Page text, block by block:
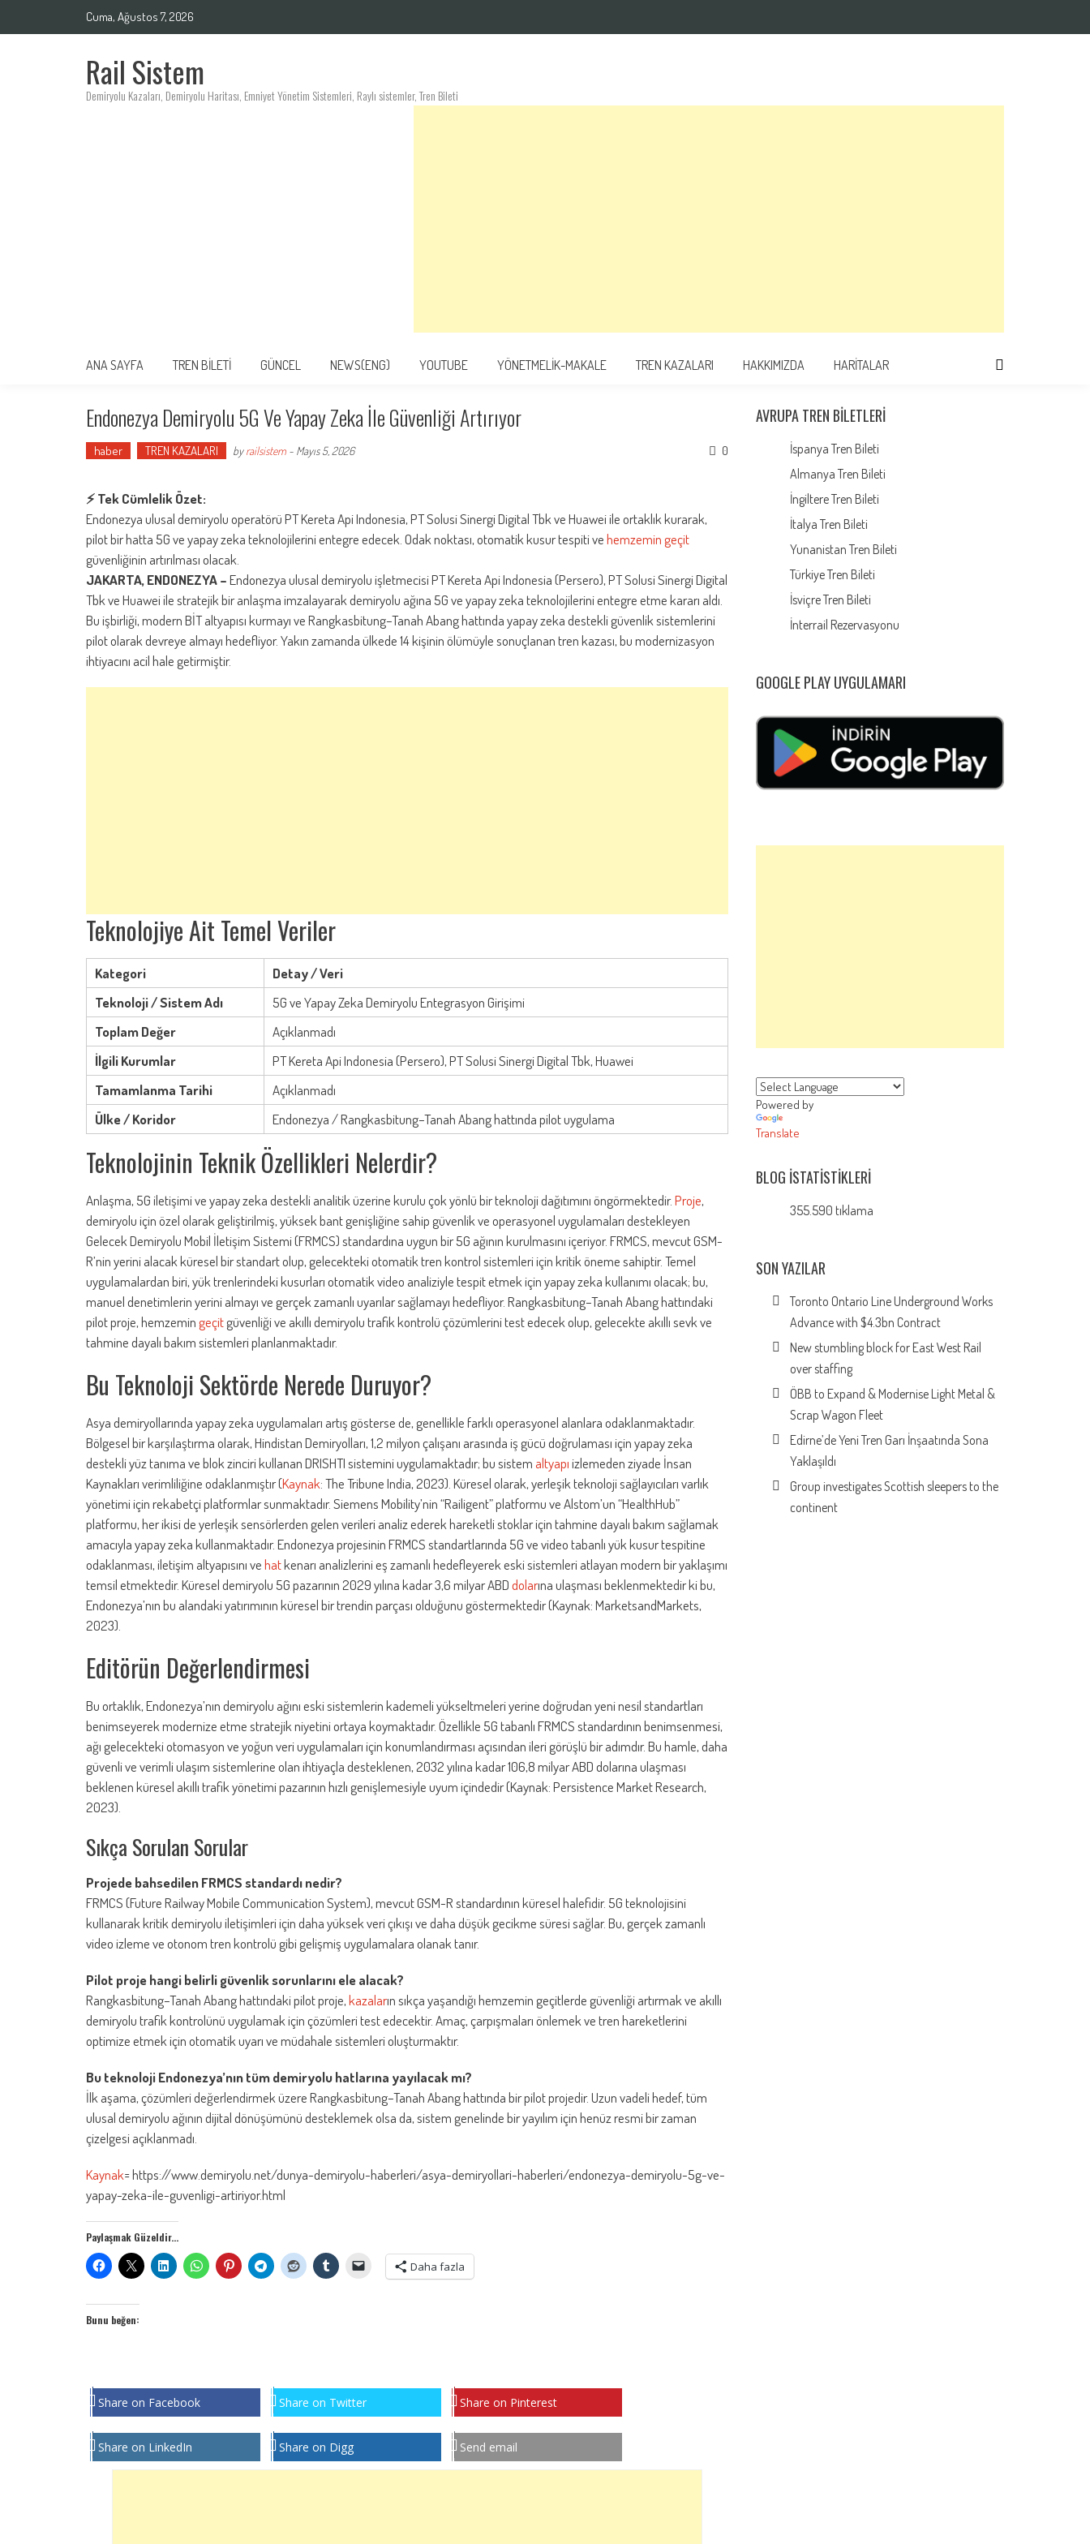
Cuma, Ağustos 7, 2026
Rail Sistem
Demiryolu Kazaları, Demiryolu Haritası, Emniyet Yönetim Sistemleri, Raylı sistemler, Tren Bileti
ANA SAYFA TREN BİLETİ GÜNCEL NEWS(ENG) YOUTUBE YÖNETMELİK-MAKALE TREN KAZALARI HAKKIMIZDA HARİTALAR
Endonezya Demiryolu 5G Ve Yapay Zeka İle Güvenliği Artırıyor
haber TREN KAZALARI byrailsistem - Mayıs 5, 2026 0
⚡ Tek Cümlelik Özet:
Endonezya ulusal demiryolu operatörü PT Kereta Api Indonesia, PT Solusi Sinergi Digital Tbk ve Huawei ile ortaklık kurarak,
pilot bir hatta 5G ve yapay zeka teknolojilerini entegre edecek. Odak noktası, otomatik kusur tespiti vehemzemin geçit
güvenliğinin artırılması olacak.
JAKARTA, ENDONEZYA –Endonezya ulusal demiryolu işletmecisi PT Kereta Api Indonesia (Persero), PT Solusi Sinergi Digital
Tbk ve Huawei ile stratejik bir anlaşma imzalayarak demiryolu ağına 5G ve yapay zeka teknolojilerini entegre etme kararı aldı.
Bu işbirliği, modern BİT altyapısı kurmayı ve Rangkasbitung–Tanah Abang hattında yapay zeka destekli güvenlik sistemlerini
pilot olarak devreye almayı hedefliyor. Yakın zamanda ülkede 14 kişinin ölümüyle sonuçlanan tren kazası, bu modernizasyon
ihtiyacını acil hale getirmiştir.
Teknolojiye Ait Temel Veriler
Kategori
Detay / Veri
Teknoloji / Sistem Adı
5G ve Yapay Zeka Demiryolu Entegrasyon Girişimi
Toplam Değer
Açıklanmadı
İlgili Kurumlar
PT Kereta Api Indonesia (Persero), PT Solusi Sinergi Digital Tbk, Huawei
Tamamlanma Tarihi
Açıklanmadı
Ülke / Koridor
Endonezya / Rangkasbitung–Tanah Abang hattında pilot uygulama
Teknolojinin Teknik Özellikleri Nelerdir?
Anlaşma, 5G iletişimi ve yapay zeka destekli analitik üzerine kurulu çok yönlü bir teknoloji dağıtımını öngörmektedir.Proje,
demiryolu için özel olarak geliştirilmiş, yüksek bant genişliğine sahip güvenlik ve operasyonel uygulamaları destekleyen
Gelecek Demiryolu Mobil İletişim Sistemi (FRMCS) standardına uygun bir 5G ağının kurulmasını içeriyor. FRMCS, mevcut GSM-
R’nin yerini alacak küresel bir standart olup, gelecekteki otomatik tren kontrol sistemleri için kritik öneme sahiptir. Temel
uygulamalardan biri, yük trenlerindeki kusurları otomatik video analiziyle tespit etmek için yapay zeka kullanımı olacak; bu,
manuel denetimlerin yerini almayı ve gerçek zamanlı uyarılar sağlamayı hedefliyor. Rangkasbitung–Tanah Abang hattındaki
pilot proje, hemzemingeçitgüvenliği ve akıllı demiryolu trafik kontrolü çözümlerini test edecek olup, gelecekte akıllı sevk ve
tahmine dayalı bakım sistemleri planlanmaktadır.
Bu Teknoloji Sektörde Nerede Duruyor?
Asya demiryollarında yapay zeka uygulamaları artış gösterse de, genellikle farklı operasyonel alanlara odaklanmaktadır.
Bölgesel bir karşılaştırma olarak, Hindistan Demiryolları, 1,2 milyon çalışanı arasında iş gücü doğrulaması için yapay zeka
destekli yüz tanıma ve blok zinciri kullanan DRISHTI sistemini uygulamaktadır; bu sistem altyapıizlemeden ziyade İnsan
Kaynakları verimliliğine odaklanmıştır (Kaynak: The Tribune India, 2023). Küresel olarak, yerleşik teknoloji sağlayıcıları varlık
yönetimi için rekabetçi platformlar sunmaktadır. Siemens Mobility’nin “Railigent” platformu ve Alstom’un “HealthHub”
platformu, her ikisi de yerleşik sensörlerden gelen verileri analiz ederek hareketli stoklar için tahmine dayalı bakım sağlamak
amacıyla yapay zeka kullanmaktadır. Endonezya projesinin FRMCS standartlarında 5G ve video tabanlı yük kusur tespitine
odaklanması, iletişim altyapısını vehatkenarı analizlerini eş zamanlı hedefleyerek eski sistemleri atlayan modern bir yaklaşımı
temsil etmektedir. Küresel demiryolu 5G pazarının 2029 yılına kadar 3,6 milyar ABDdolarına ulaşması beklenmektedir ki bu,
Endonezya’nın bu alandaki yatırımının küresel bir trendin parçası olduğunu göstermektedir (Kaynak: MarketsandMarkets,
2023).
Editörün Değerlendirmesi
Bu ortaklık, Endonezya’nın demiryolu ağını eski sistemlerin kademeli yükseltmeleri yerine doğrudan yeni nesil standartları
benimseyerek modernize etme stratejik niyetini ortaya koymaktadır. Özellikle 5G tabanlı FRMCS standardının benimsenmesi,
ağı gelecekteki otomasyon ve yoğun veri uygulamaları için konumlandırması açısından ileri görüşlü bir adımdır. Bu hamle, daha
güvenli ve verimli ulaşım sistemlerine olan ihtiyaçla desteklenen, 2032 yılına kadar 106,8 milyar ABD dolarına ulaşması
beklenen küresel akıllı trafik yönetimi pazarının hızlı genişlemesiyle uyum içindedir (Kaynak: Persistence Market Research,
2023).
Sıkça Sorulan Sorular
Projede bahsedilen FRMCS standardı nedir?
FRMCS (Future Railway Mobile Communication System), mevcut GSM-R standardının küresel halefidir. 5G teknolojisini
kullanarak kritik demiryolu iletişimleri için daha yüksek veri çıkışı ve daha düşük gecikme süresi sağlar. Bu, gerçek zamanlı
video izleme ve otonom tren kontrolü gibi gelişmiş uygulamalara olanak tanır.
Pilot proje hangi belirli güvenlik sorunlarını ele alacak?
Rangkasbitung–Tanah Abang hattındaki pilot proje,kazaların sıkça yaşandığı hemzemin geçitlerde güvenliği artırmak ve akıllı
demiryolu trafik kontrolünü uygulamak için çözümleri test edecektir. Amaç, çarpışmaları önlemek ve tren hareketlerini
optimize etmek için otomatik uyarı ve müdahale sistemleri oluşturmaktır.
Bu teknoloji Endonezya’nın tüm demiryolu hatlarına yayılacak mı?
İlk aşama, çözümleri değerlendirmek üzere Rangkasbitung–Tanah Abang hattında bir pilot projedir. Uzun vadeli hedef, tüm
ulusal demiryolu ağının dijital dönüşümünü desteklemek olsa da, sistem genelinde bir yayılım için henüz resmi bir zaman
çizelgesi açıklanmadı.
Kaynak= https://www.demiryolu.net/dunya-demiryolu-haberleri/asya-demiryollari-haberleri/endonezya-demiryolu-5g-ve-
yapay-zeka-ile-guvenligi-artiriyor.html
Paylaşmak Güzeldir...
Daha fazla
Bunu beğen:
Share on Facebook Share on Twitter Share on Pinterest
Share on LinkedIn Share on Digg Send email
AVRUPA TREN BILETLERI
İspanya Tren Bileti
Almanya Tren Bileti
İngiltere Tren Bileti
İtalya Tren Bileti
Yunanistan Tren Bileti
Türkiye Tren Bileti
İsviçre Tren Bileti
İnterrail Rezervasyonu
GOOGLE PLAY UYGULAMARI
Powered by
Translate
BLOG İSTATISTIKLERI
355.590 tıklama
SON YAZILAR
Toronto Ontario Line Underground Works
Advance with $4.3bn Contract
New stumbling block for East West Rail
over staffing
ÖBB to Expand & Modernise Light Metal &
Scrap Wagon Fleet
Edirne’de Yeni Tren Garı İnşaatında Sona
Yaklaşıldı
Group investigates Scottish sleepers to the
continent